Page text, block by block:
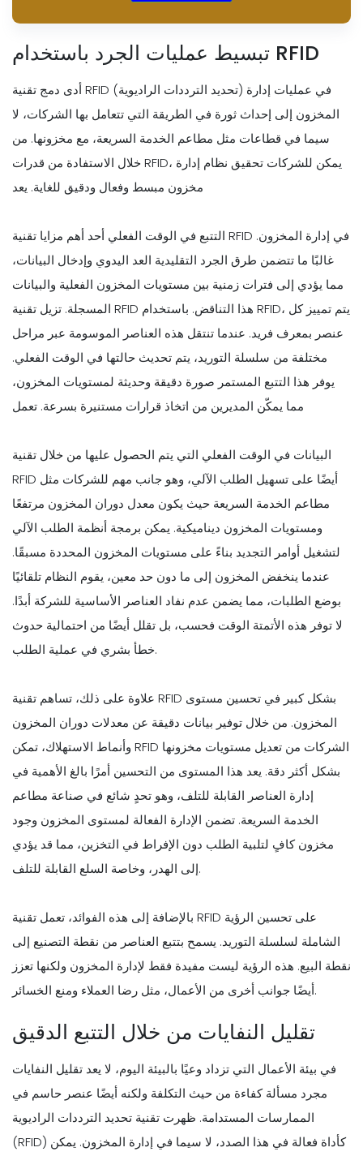
تبسيط عمليات الجرد باستخدام RFID
أدى دمج تقنية RFID (تحديد الترددات الراديوية) في عمليات إدارة
المخزون إلى إحداث ثورة في الطريقة التي تتعامل بها الشركات، لا
سيما في قطاعات مثل مطاعم الخدمة السريعة، مع مخزونها. من
خلال الاستفادة من قدرات RFID، يمكن للشركات تحقيق نظام إدارة
مخزون مبسط وفعال ودقيق للغاية. يعد
التتبع في الوقت الفعلي أحد أهم مزايا تقنية RFID في إدارة المخزون.
غالبًا ما تتضمن طرق الجرد التقليدية العد اليدوي وإدخال البيانات،
مما يؤدي إلى فترات زمنية بين مستويات المخزون الفعلية والبيانات
المسجلة. تزيل تقنية RFID هذا التناقض. باستخدام RFID، يتم تمييز كل
عنصر بمعرف فريد. عندما تنتقل هذه العناصر الموسومة عبر مراحل
مختلفة من سلسلة التوريد، يتم تحديث حالتها في الوقت الفعلي.
يوفر هذا التتبع المستمر صورة دقيقة وحديثة لمستويات المخزون،
مما يمكّن المديرين من اتخاذ قرارات مستنيرة بسرعة. تعمل
البيانات في الوقت الفعلي التي يتم الحصول عليها من خلال تقنية
RFID أيضًا على تسهيل الطلب الآلي، وهو جانب مهم للشركات مثل
مطاعم الخدمة السريعة حيث يكون معدل دوران المخزون مرتفعًا
ومستويات المخزون ديناميكية. يمكن برمجة أنظمة الطلب الآلي
لتشغيل أوامر التجديد بناءً على مستويات المخزون المحددة مسبقًا.
عندما ينخفض المخزون إلى ما دون حد معين، يقوم النظام تلقائيًا
بوضع الطلبات، مما يضمن عدم نفاد العناصر الأساسية للشركة أبدًا.
لا توفر هذه الأتمتة الوقت فحسب، بل تقلل أيضًا من احتمالية حدوث
خطأ بشري في عملية الطلب.
علاوة على ذلك، تساهم تقنية RFID بشكل كبير في تحسين مستوى
المخزون. من خلال توفير بيانات دقيقة عن معدلات دوران المخزون
وأنماط الاستهلاك، تمكن RFID الشركات من تعديل مستويات مخزونها
بشكل أكثر دقة. يعد هذا المستوى من التحسين أمرًا بالغ الأهمية في
إدارة العناصر القابلة للتلف، وهو تحدٍ شائع في صناعة مطاعم
الخدمة السريعة. تضمن الإدارة الفعالة لمستوى المخزون وجود
مخزون كافٍ لتلبية الطلب دون الإفراط في التخزين، مما قد يؤدي
إلى الهدر، وخاصة السلع القابلة للتلف.
بالإضافة إلى هذه الفوائد، تعمل تقنية RFID على تحسين الرؤية
الشاملة لسلسلة التوريد. يسمح بتتبع العناصر من نقطة التصنيع إلى
نقطة البيع. هذه الرؤية ليست مفيدة فقط لإدارة المخزون ولكنها تعزز
أيضًا جوانب أخرى من الأعمال، مثل رضا العملاء ومنع الخسائر.
تقليل النفايات من خلال التتبع الدقيق
في بيئة الأعمال التي تزداد وعيًا بالبيئة اليوم، لا يعد تقليل النفايات
مجرد مسألة كفاءة من حيث التكلفة ولكنه أيضًا عنصر حاسم في
الممارسات المستدامة. ظهرت تقنية تحديد الترددات الراديوية
(RFID) كأداة فعالة في هذا الصدد، لا سيما في إدارة المخزون. يمكن